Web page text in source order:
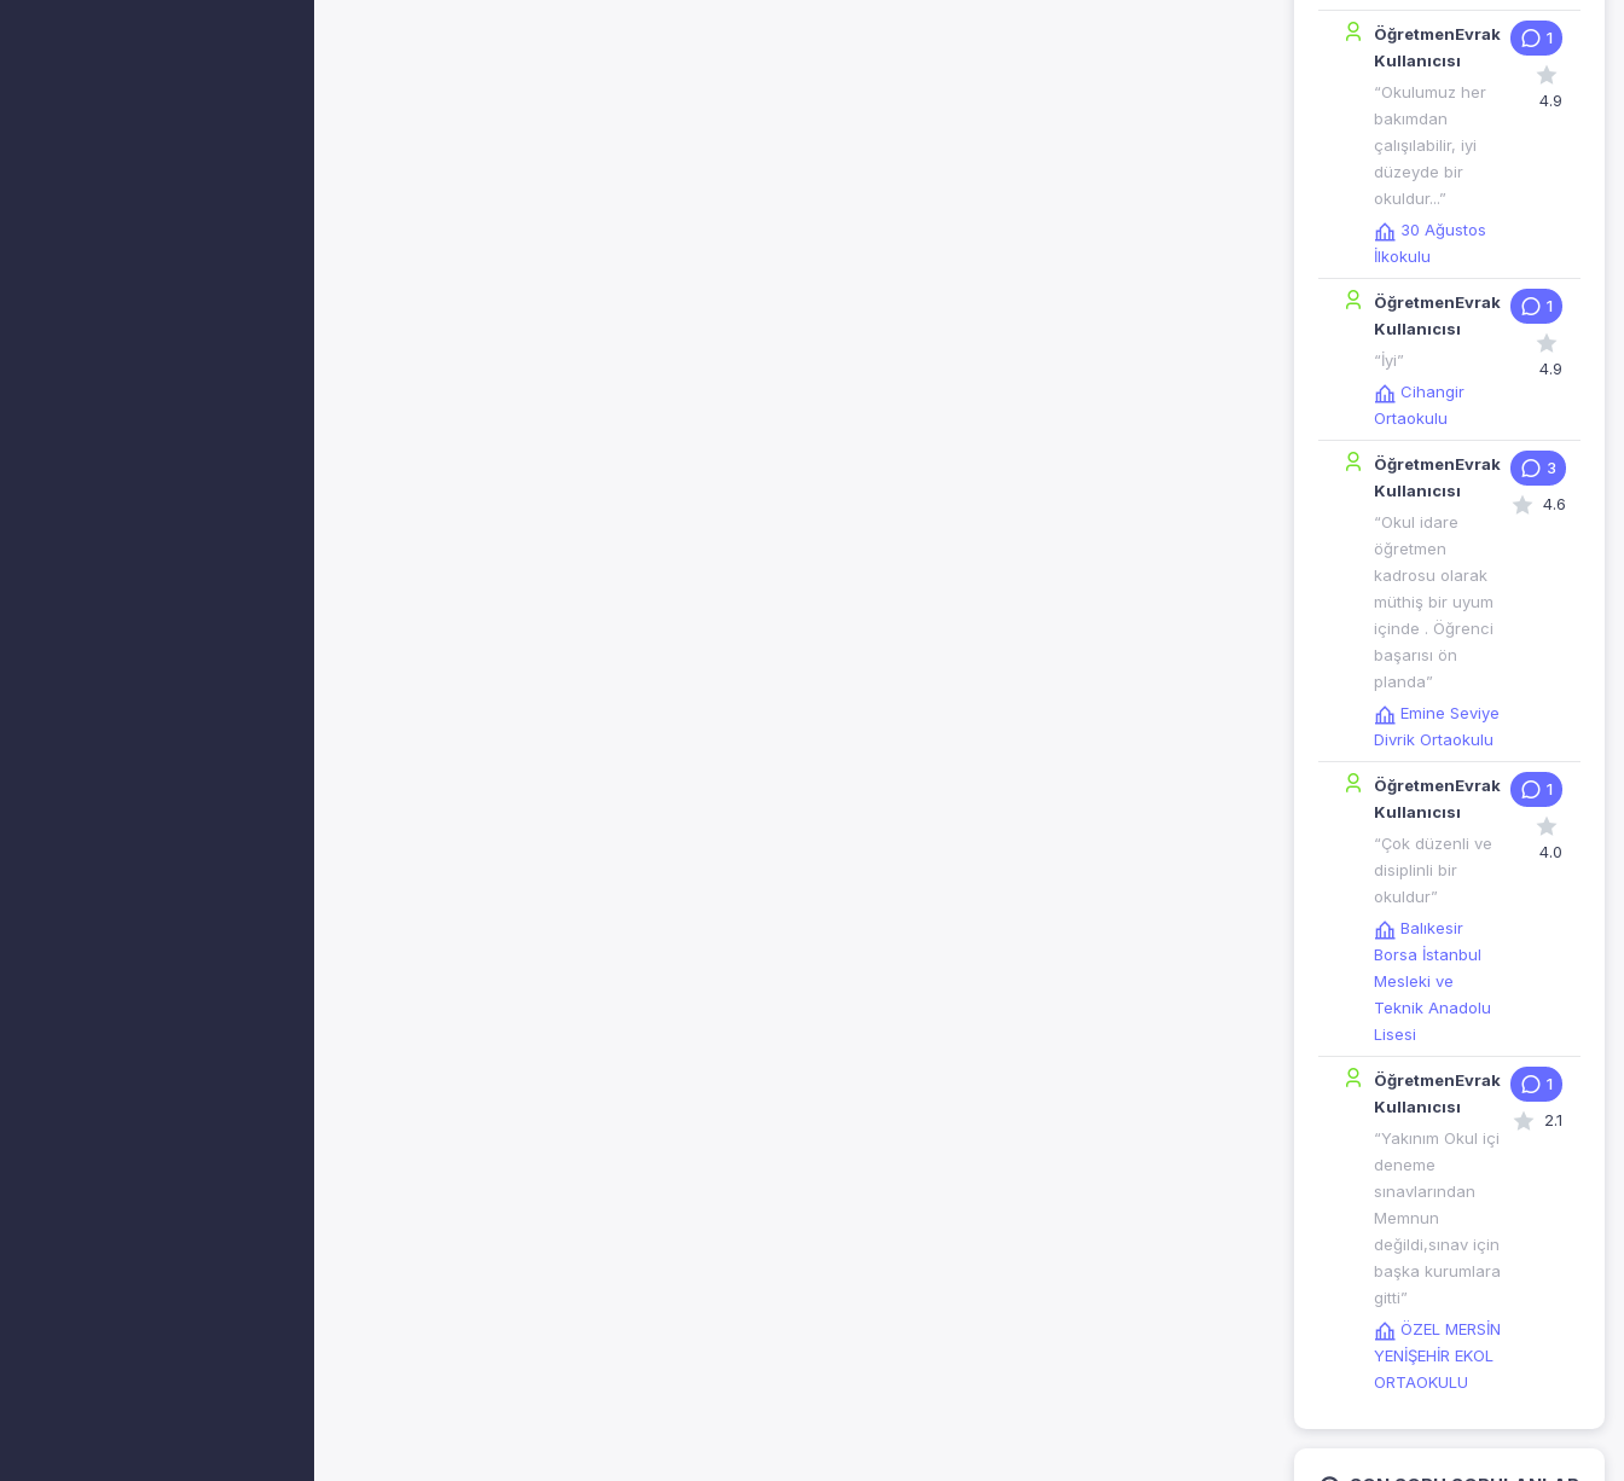
ÖğretmenEvrak
Kullanıcısı
“Okulumuz her
bakımdan
çalışılabilir, iyi
düzeyde bir
okuldur...”
30 Ağustos
İlkokulu
1
4.9
ÖğretmenEvrak
Kullanıcısı
“İyi”
Cihangir
Ortaokulu
1
4.9
ÖğretmenEvrak
Kullanıcısı
“Okul idare
öğretmen
kadrosu olarak
müthiş bir uyum
içinde . Öğrenci
başarısı ön
planda”
Emine Seviye
Divrik Ortaokulu
3
4.6
ÖğretmenEvrak
Kullanıcısı
“Çok düzenli ve
disiplinli bir
okuldur”
Balıkesir
Borsa İstanbul
Mesleki ve
Teknik Anadolu
Lisesi
1
4.0
ÖğretmenEvrak
Kullanıcısı
“Yakınım Okul içi
deneme
sınavlarından
Memnun
değildi,sınav için
başka kurumlara
gitti”
ÖZEL MERSİN
YENİŞEHİR EKOL
ORTAOKULU
1
2.1